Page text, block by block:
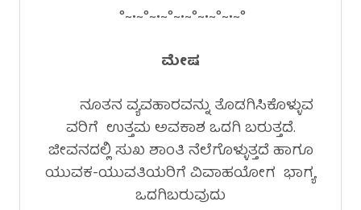
°~•~°~•~°~•~°~•~°~•~°
ಮೇಷ
ನೂತನ ವ್ಯವಹಾರವನ್ನು ತೊಡಗಿಸಿಕೊಳ್ಳುವ
ವರಿಗೆ ಉತ್ತಮ ಅವಕಾಶ ಒದಗಿ ಬರುತ್ತದೆ.
ಜೀವನದಲ್ಲಿ ಸುಖ ಶಾಂತಿ ನೆಲೆಗೊಳ್ಳುತ್ತದೆ ಹಾಗೂ
ಯುವಕ-ಯುವತಿಯರಿಗೆ ವಿವಾಹಯೋಗ ಭಾಗ್ಯ
ಒದಗಿಬರುವುದು